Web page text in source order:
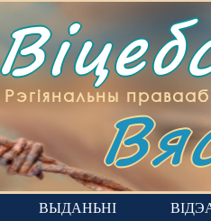
Рэгіянальны
ВЫДАНЬНІ